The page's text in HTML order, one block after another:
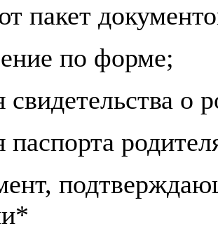
пакет
по форме;
свидетельства
паспорта